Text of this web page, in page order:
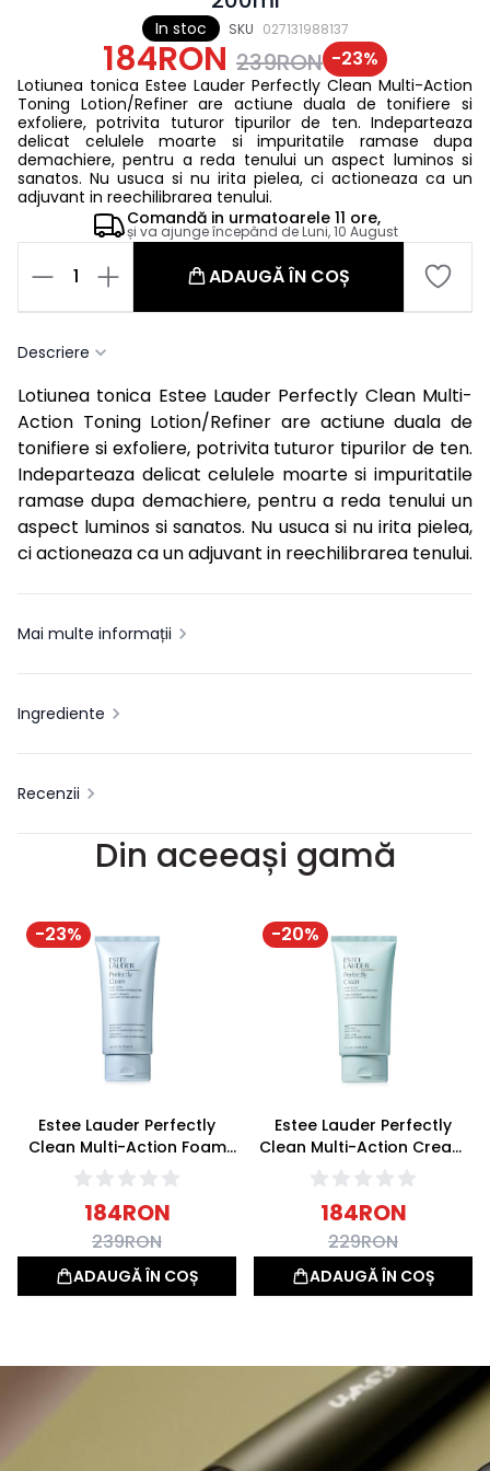
In stoc SKU 027131988137
184RON 239RON -23%
Lotiunea tonica Estee Lauder Perfectly Clean Multi-Action
Toning Lotion/Refiner are actiune duala de tonifiere si
exfoliere, potrivita tuturor tipurilor de ten. Indeparteaza
delicat celulele moarte si impuritatile ramase dupa
demachiere, pentru a reda tenului un aspect luminos si
sanatos. Nu usuca si nu irita pielea, ci actioneaza ca un
adjuvant in reechilibrarea tenului.
Comandă in urmatoarele 11 ore,
și va ajunge începând deLuni, 10 August
1 ADAUGĂ ÎN COȘ
Descriere
Lotiunea tonica Estee Lauder Perfectly Clean Multi-
Action Toning Lotion/Refiner are actiune duala de
tonifiere si exfoliere, potrivita tuturor tipurilor de ten.
Indeparteaza delicat celulele moarte si impuritatile
ramase dupa demachiere, pentru a reda tenului un
aspect luminos si sanatos. Nu usuca si nu irita pielea,
ci actioneaza ca un adjuvant in reechilibrarea tenului.
Mai multe informații
Ingrediente
Recenzii
Din aceeași gamă
-23%
Estee Lauder Perfectly
Clean Multi-Action Foam
Cleanser/Purifying Mask
Demachiant Spuma Ten
Normal/Combinat 150ml
184RON
239RON
ADAUGĂ ÎN COȘ
-20%
Estee Lauder Perfectly
Clean Multi-Action Cream
Cleanser/Moisture Mask
Demachiant Crema Ten
Uscat 150ml
184RON
229RON
ADAUGĂ ÎN COȘ